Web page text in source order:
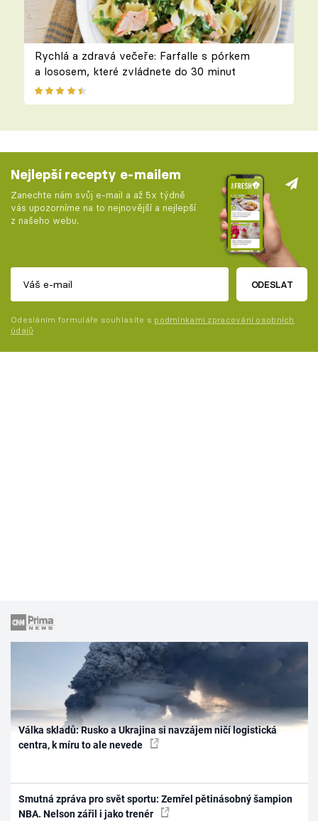
Rychlá a zdravá večeře: Farfalle s pórkem
a lososem, které zvládnete do 30 minut
Nejlepší recepty e-mailem
Zanechte nám svůj e-mail a až 5x týdně
vás upozorníme na to nejnovější a nejlepší
z našeho webu.
ODESLAT
Odesláním formuláře souhlasíte s podmínkami zpracování osobních
údajů
Válka skladů: Rusko a Ukrajina si navzájem ničí logistická
centra, k míru to ale nevede
Smutná zpráva pro svět sportu: Zemřel pětinásobný šampion
NBA. Nelson zářil i jako trenér